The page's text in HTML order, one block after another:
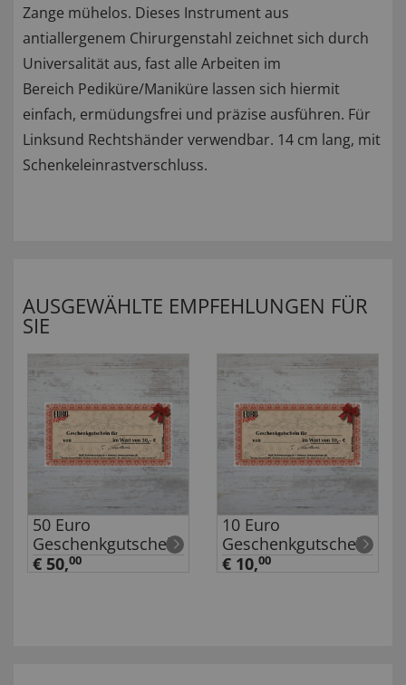
Zange mühelos. Dieses Instrument aus
antiallergenem Chirurgenstahl zeichnet sich durch
Universalität aus, fast alle Arbeiten im
Bereich Pediküre/Maniküre lassen sich hiermit
einfach, ermüdungsfrei und präzise ausführen. Für
Linksund Rechtshänder verwendbar. 14 cm lang, mit
Schenkeleinrastverschluss.
AUSGEWÄHLTE EMPFEHLUNGEN FÜR
SIE
50 Euro
Geschenkgutschein
€ 50,00
10 Euro
Geschenkgutschein
€ 10,00